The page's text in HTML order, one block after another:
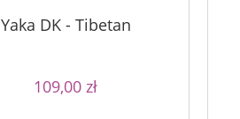
Sock - 01
54,00 zł
Yaka DK - Tibetan
109,00 zł